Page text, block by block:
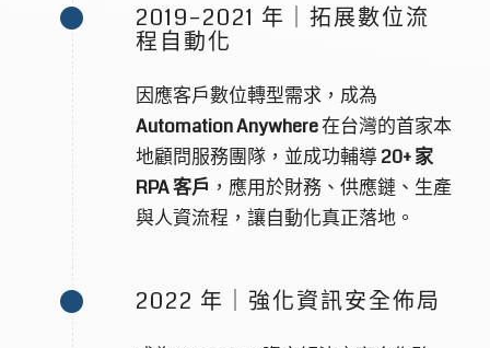
2019–2021 年｜拓展數位流
程自動化
因應客戶數位轉型需求，成為
Automation Anywhere在台灣的首家本
地顧問服務團隊，並成功輔導20+ 家
RPA 客戶 ，應用於財務、供應鏈、生產
與人資流程，讓自動化真正落地。
2022 年｜強化資訊安全佈局